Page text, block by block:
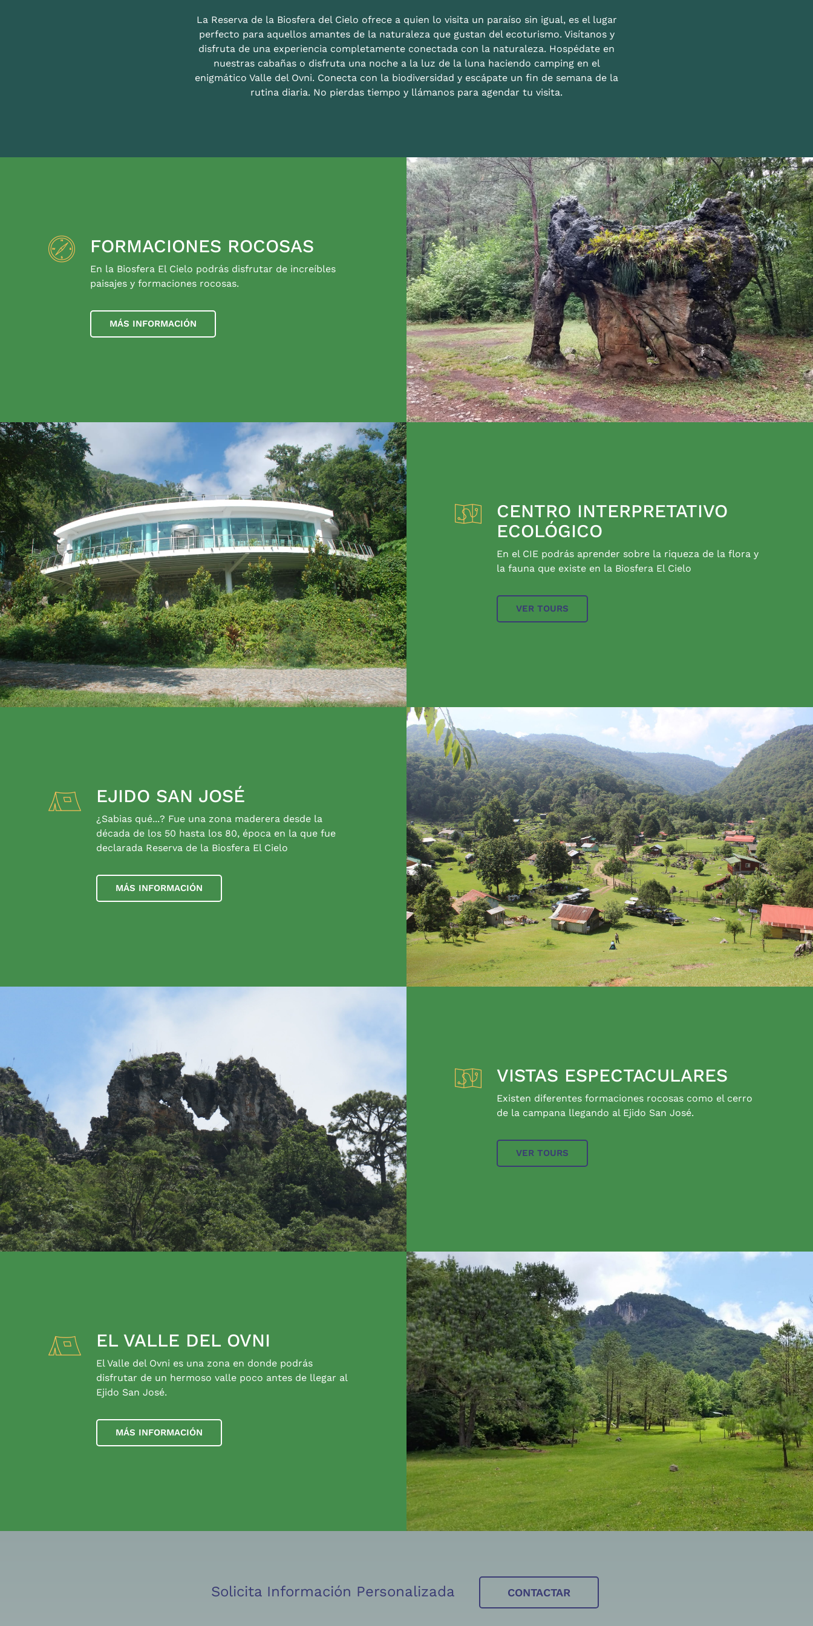
La Reserva de la Biosfera del Cielo ofrece a quien lo visita un paraíso sin igual, es el lugar
perfecto para aquellos amantes de la naturaleza que gustan del ecoturismo. Visítanos y
disfruta de una experiencia completamente conectada con la naturaleza. Hospédate en
nuestras cabañas o disfruta una noche a la luz de la luna haciendo camping en el
enigmático Valle del Ovni. Conecta con la biodiversidad y escápate un fin de semana de la
rutina diaria. No pierdas tiempo y llámanos para agendar tu visita.
FORMACIONES ROCOSAS
En la Biosfera El Cielo podrás disfrutar de increíbles
paisajes y formaciones rocosas.
MÁS INFORMACIÓN
CENTRO INTERPRETATIVO
ECOLÓGICO
En el CIE podrás aprender sobre la riqueza de la flora y
la fauna que existe en la Biosfera El Cielo
VER TOURS
EJIDO SAN JOSÉ
¿Sabias qué...? Fue una zona maderera desde la
década de los 50 hasta los 80, época en la que fue
declarada Reserva de la Biosfera El Cielo
MÁS INFORMACIÓN
VISTAS ESPECTACULARES
Existen diferentes formaciones rocosas como el cerro
de la campana llegando al Ejido San José.
VER TOURS
EL VALLE DEL OVNI
El Valle del Ovni es una zona en donde podrás
disfrutar de un hermoso valle poco antes de llegar al
Ejido San José.
MÁS INFORMACIÓN
Solicita Información Personalizada CONTACTAR